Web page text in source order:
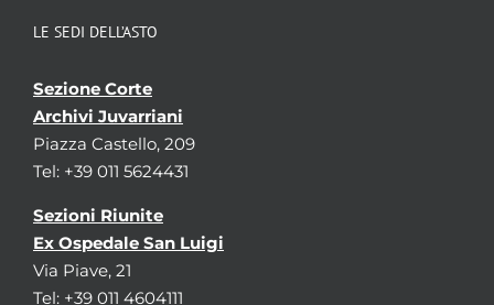
LE SEDI DELL’ASTO
Sezione Corte
Archivi Juvarriani
Piazza Castello, 209
Tel: +39 011 5624431
Sezioni Riunite
Ex Ospedale San Luigi
Via Piave, 21
Tel: +39 011 4604111